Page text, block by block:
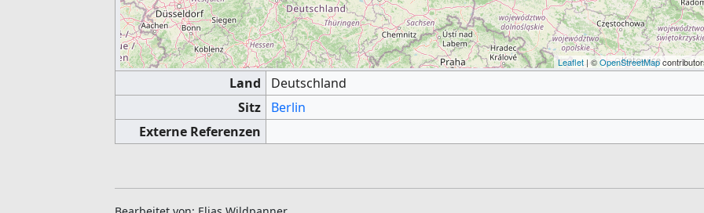
Leaflet| ©OpenStreetMap
Land
Deutschland
Sitz
Berlin
Externe Referenzen